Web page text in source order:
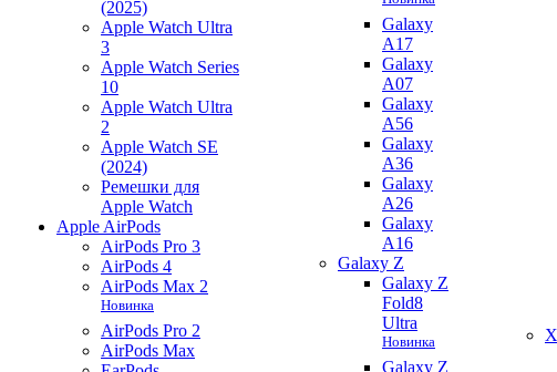
(2025)
Apple Watch Ultra
3
Apple Watch Series
10
Apple Watch Ultra
2
Apple Watch SE
(2024)
Ремешки для
Apple Watch
Apple AirPods
AirPods Pro 3
AirPods 4
AirPods Max 2
Новинка
AirPods Pro 2
AirPods Max
Galaxy
A17
Galaxy
A07
Galaxy
A56
Galaxy
A36
Galaxy
A26
Galaxy
A16
Galaxy Z
Galaxy Z
Fold8
Ultra
Новинка
Galaxy Z